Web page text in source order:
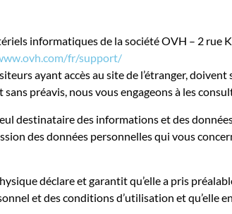
informatiques de la société OVH – 2 rue
fr/support/
ayant accès au site de l’étranger,
préavis, nous vous engageons à les
destinataire des informations et des
des données personnelles qui vous
déclare et garantit qu’elle a pris
et des conditions d’utilisation et qu’elle